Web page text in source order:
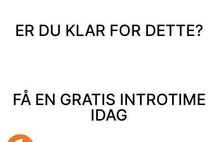
ER DU KLAR FOR DETTE?
FÅ EN GRATIS INTROTIME
IDAG